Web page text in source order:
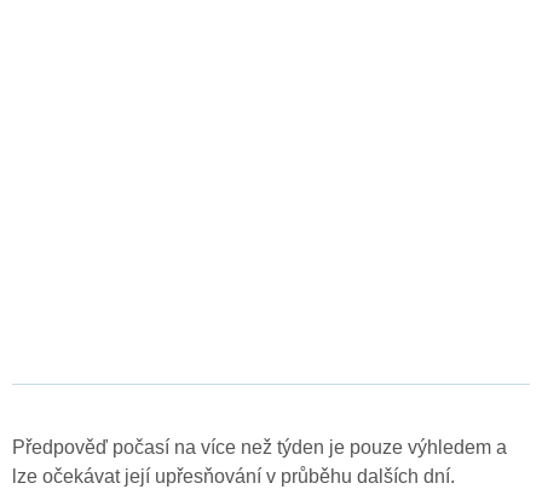
Předpověď počasí na více než týden je pouze výhledem a
lze očekávat její upřesňování v průběhu dalších dní.